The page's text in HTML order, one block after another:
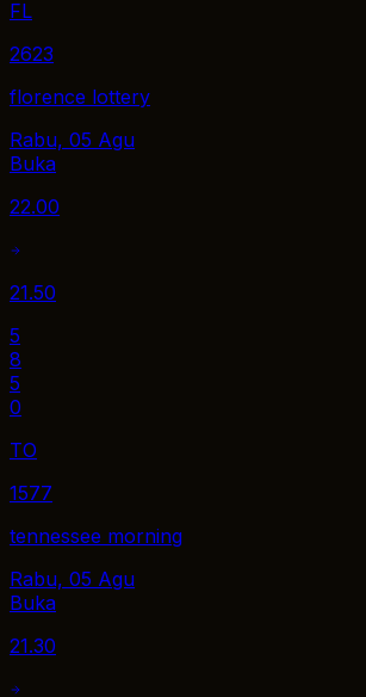
FL
2623
florence lottery
Rabu, 05 Agu
Buka
22.00
21.50
5
8
5
0
TO
1577
tennessee morning
Rabu, 05 Agu
Buka
21.30